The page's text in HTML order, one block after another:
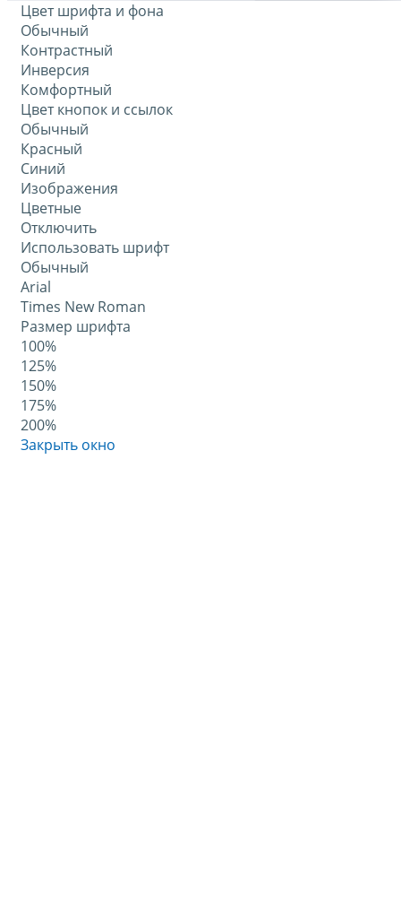
Цвет шрифта и фона
Обычный
Контрастный
Инверсия
Комфортный
Цвет кнопок и ссылок
Обычный
Красный
Синий
Изображения
Цветные
Отключить
Использовать шрифт
Обычный
Arial
Times New Roman
Размер шрифта
100%
125%
150%
175%
200%
Закрыть окно